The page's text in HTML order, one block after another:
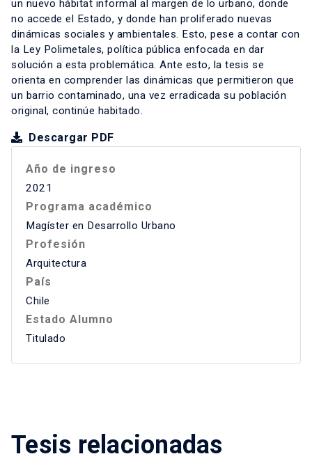
un nuevo hábitat informal al margen de lo urbano, donde
no accede el Estado, y donde han proliferado nuevas
dinámicas sociales y ambientales. Esto, pese a contar con
la Ley Polimetales, política pública enfocada en dar
solución a esta problemática. Ante esto, la tesis se
orienta en comprender las dinámicas que permitieron que
un barrio contaminado, una vez erradicada su población
original, continúe habitado.
Descargar PDF
Año de ingreso
2021
Programa académico
Magíster en Desarrollo Urbano
Profesión
Arquitectura
País
Chile
Estado Alumno
Titulado
Tesis relacionadas